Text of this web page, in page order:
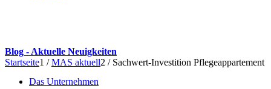
Das Unternehmen
Blog - Aktuelle Neuigkeiten
Startseite1 / MAS aktuell2 / Sachwert-Investition Pflegeappartement